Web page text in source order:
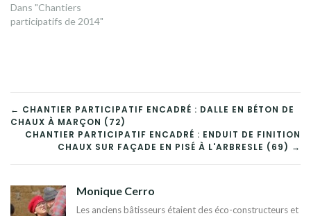
Dans "Chantiers
participatifs de 2014"
NAVIGATION
DE
L’ARTICLE
← CHANTIER PARTICIPATIF ENCADRÉ : DALLE EN BÉTON DE
CHAUX À MARÇON (72)
CHANTIER PARTICIPATIF ENCADRÉ : ENDUIT DE FINITION
CHAUX SUR FAÇADE EN PISÉ À L'ARBRESLE (69) →
Monique Cerro
Les anciens bâtisseurs étaient des éco-constructeurs et